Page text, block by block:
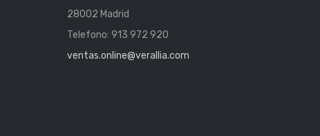
28002 Madrid
Telefono: 913 972 920
ventas.online@verallia.com